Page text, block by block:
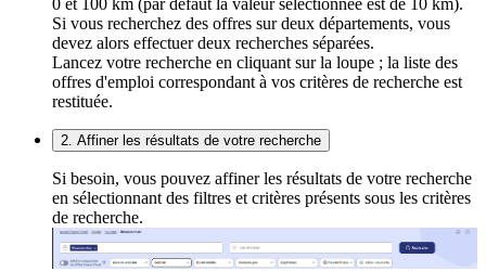
0 et 100 km (par défaut la valeur sélectionnée est de 10 km).
Si vous recherchez des offres sur deux départements, vous
devez alors effectuer deux recherches séparées.
Lancez votre recherche en cliquant sur la loupe ; la liste des
offres d'emploi correspondant à vos critères de recherche est
restituée.
2. Affiner les résultats de votre recherche
Si besoin, vous pouvez affiner les résultats de votre recherche
en sélectionnant des filtres et critères présents sous les critères
de recherche.